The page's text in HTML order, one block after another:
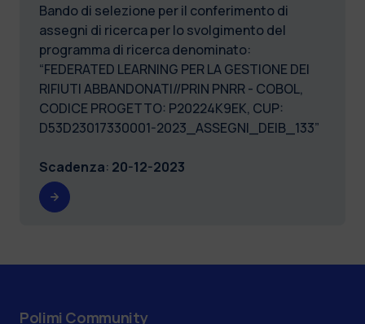
Bando di selezione per il conferimento di
assegni di ricerca per lo svolgimento del
programma di ricerca denominato:
“FEDERATED LEARNING PER LA GESTIONE DEI
RIFIUTI ABBANDONATI//PRIN PNRR - COBOL,
CODICE PROGETTO: P20224K9EK, CUP:
D53D23017330001-2023_ASSEGNI_DEIB_133”
Scadenza: 20-12-2023
Polimi Community